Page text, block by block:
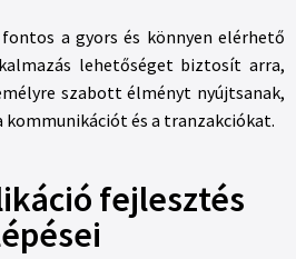
a gyors és könnyen elérhető
lehetőséget biztosít arra,
szabott élményt nyújtsanak,
kommunikációt és a tranzakciókat.
fejlesztés